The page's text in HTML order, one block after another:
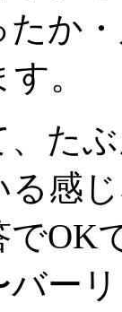
たか
。
た
る感
でOK
バー